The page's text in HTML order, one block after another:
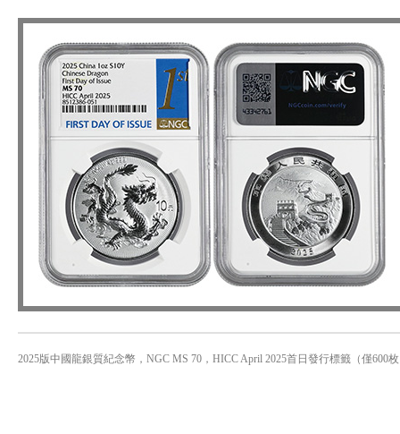
2025版中國龍銀質紀念幣，NGC MS 70，HICC April 2025首日發行標籤（僅600